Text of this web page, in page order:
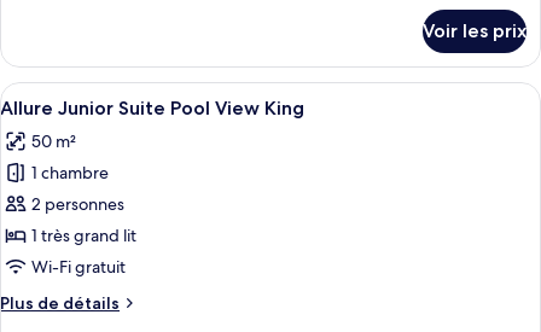
Suite
Partial
Ocean
View
Double
le
type
de
Xhale
Club
Suite
Partial
Ocean
View
Double
Voir les prix
Afficher
toutes
les
photos
pour
ce
type
chambre :
Une chambre d’hôtel moderne
5
Allure Junior Suite Pool View King
50 m²
1 chambre
2 personnes
1 très grand lit
Wi-Fi gratuit
Plus de détails
Plus